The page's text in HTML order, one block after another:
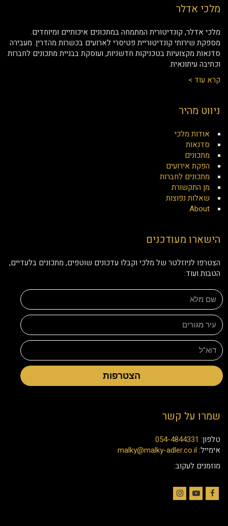
מלכי אדלר
מלכי אדלר, קונדיטורית המתמחה במתכונים איכותיים ומיוחדים.
מספקת שירותי קונדיטוריית פטיסרי לארועים בכשרות מהדרין. מעבירה
סדנאות מקצועיות בטכניקות חדשניות, ועוסקת בבניית מתכונים לחברות
וכתיבה עיתונאית.
קרא עוד >
ניווט מהיר
אודות מלכי
סדנאות
מתכונים
הפקת אירועים
מתכונים לחברות
מן התקשורת
שאלות נפוצות
About
הישארו מעודכנים
הצטרפו לניוזלטר של מלכי וקבלו עדכונים שוטפים, מתכונים בלעדיים,
הטבות ועוד:
הצטרפות
שמרו על קשר
טלפון: 054-4844331
אימייל: malky@malky-adler.co.il
מוזמנים לעקוב: